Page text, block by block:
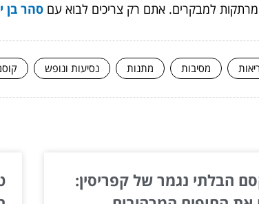
למבקרים. אתם רק צריכים לבוא עם סהר בן
מסיבות מתנות נסיעות ונופש
הבלתי נגמר של קפריסין: